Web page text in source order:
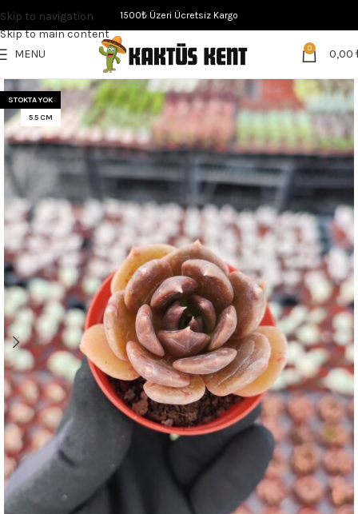
Skip to navigation
Skip to main content
1500₺ Üzeri Ücretsiz Kargo
MENU 0 0,00
STOKTA YOK
5.5 CM